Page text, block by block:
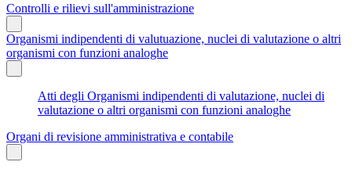
Controlli e rilievi sull'amministrazione
Organismi indipendenti di valutuazione, nuclei di valutazione o altri
organismi con funzioni analoghe
Atti degli Organismi indipendenti di valutazione, nuclei di
valutazione o altri organismi con funzioni analoghe
Organi di revisione amministrativa e contabile